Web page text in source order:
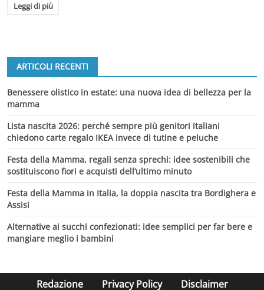
Leggi di più
ARTICOLI RECENTI
Benessere olistico in estate: una nuova idea di bellezza per la
mamma
Lista nascita 2026: perché sempre più genitori italiani
chiedono carte regalo IKEA invece di tutine e peluche
Festa della Mamma, regali senza sprechi: idee sostenibili che
sostituiscono fiori e acquisti dell’ultimo minuto
Festa della Mamma in Italia, la doppia nascita tra Bordighera e
Assisi
Alternative ai succhi confezionati: idee semplici per far bere e
mangiare meglio i bambini
Redazione Privacy Policy Disclaimer